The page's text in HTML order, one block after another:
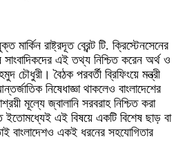
মার্কিন রাষ্ট্রদূত ব্রেন্ট টি. ক্রিস্টেনসেনের
এই তথ্য নিশ্চিত করেন অর্থ ও
চৌধুরী। বৈঠক পরবর্তী ব্রিফিংয়ে মন্ত্রী
নিষেধাজ্ঞা থাকলেও বাংলাদেশের
মূল্যে জ্বালানি সরবরাহ নিশ্চিত করা
এই বিষয়ে একটি বিশেষ ছাড় বা
বাংলাদেশও একই ধরনের সহযোগিতার